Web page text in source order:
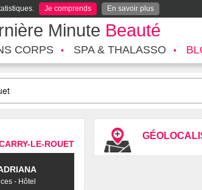
Je comprends En savoir plus
Minute Beauté
CORPS SPA & THALASSO
LE-ROUET
- Hôtel